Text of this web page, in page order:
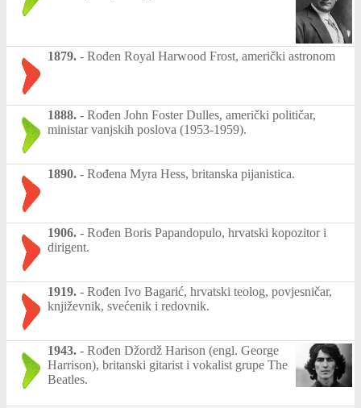
1879. - Rođen Royal Harwood Frost, američki astronom
1888. - Rođen John Foster Dulles, američki političar,
ministar vanjskih poslova (1953-1959).
1890. - Rođena Myra Hess, britanska pijanistica.
1906. - Rođen Boris Papandopulo, hrvatski kopozitor i
dirigent.
1919. - Rođen Ivo Bagarić, hrvatski teolog, povjesničar,
književnik, svećenik i redovnik.
1943. - Rođen Džordž Harison (engl. George
Harrison), britanski gitarist i vokalist grupe The
Beatles.